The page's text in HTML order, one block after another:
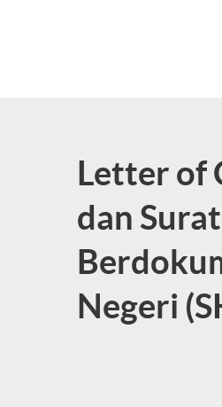
Letter of
dan
Negeri